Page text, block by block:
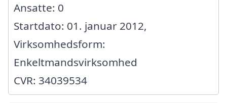
Ansatte: 0
Startdato: 01. januar 2012,
Virksomhedsform:
Enkeltmandsvirksomhed
CVR: 34039534